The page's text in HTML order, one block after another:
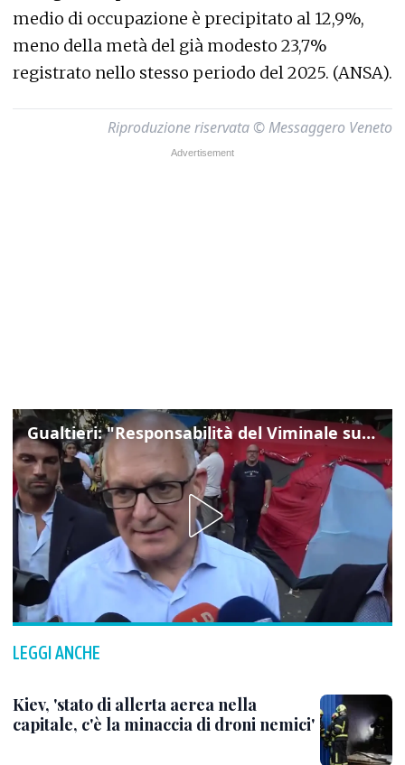
medio di occupazione è precipitato al 12,9%,
meno della metà del già modesto 23,7%
registrato nello stesso periodo del 2025. (ANSA).
Riproduzione riservata © Messaggero Veneto
Gualtieri: "Responsabilità del Viminale su Spin Time? La posizione dei partiti è nota"
LEGGI ANCHE
Kiev, 'stato di allerta aerea nella
capitale, c'è la minaccia di droni nemici'